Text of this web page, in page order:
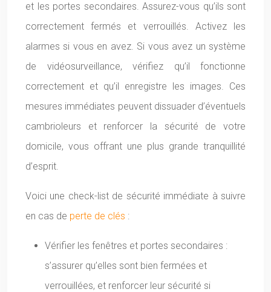
et les portes secondaires. Assurez-vous qu’ils sont
correctement fermés et verrouillés. Activez les
alarmes si vous en avez. Si vous avez un système
de vidéosurveillance, vérifiez qu’il fonctionne
correctement et qu’il enregistre les images. Ces
mesures immédiates peuvent dissuader d’éventuels
cambrioleurs et renforcer la sécurité de votre
domicile, vous offrant une plus grande tranquillité
d’esprit.
Voici une check-list de sécurité immédiate à suivre
en cas de perte de clés :
Vérifier les fenêtres et portes secondaires :
s’assurer qu’elles sont bien fermées et
verrouillées, et renforcer leur sécurité si